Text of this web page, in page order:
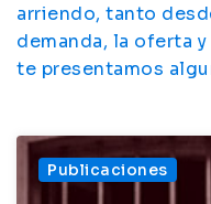
arriendo, tanto
demanda, la oferta
te presentamos
Publicaciones